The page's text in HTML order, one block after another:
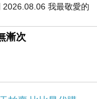
追殺的日子
我最敬愛的
人高希均教
漸次